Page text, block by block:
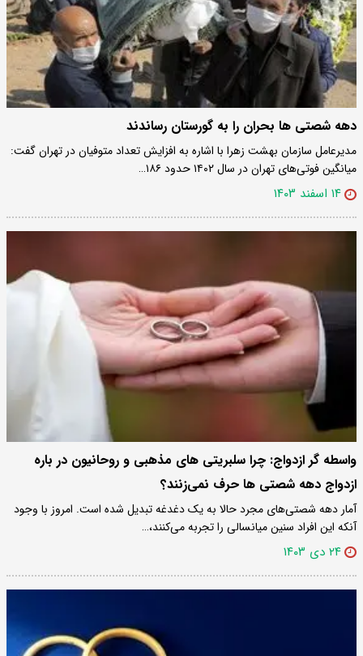
دهه شصتی ها بحران را به گورستان رساندند
مدیرعامل سازمان بهشت زهرا با اشاره به افزایش تعداد متوفیان در تهران گفت:
میانگین فوتی‌های تهران در سال ۱۴۰۲ حدود ۱۸۶…
۱۴ اسفند ۱۴۰۳
واسطه گر ازدواج: چرا سلبریتی های مذهبی و روحانیون در باره
ازدواج دهه شصتی ها حرف نمی‌زنند؟
آمار دهه شصتی‌های مجرد حالا به یک دغدغه تبدیل شده است. امروز با وجود
آنکه این افراد سنین میانسالی را تجربه می‌کنند،…
۲۴ دی ۱۴۰۳